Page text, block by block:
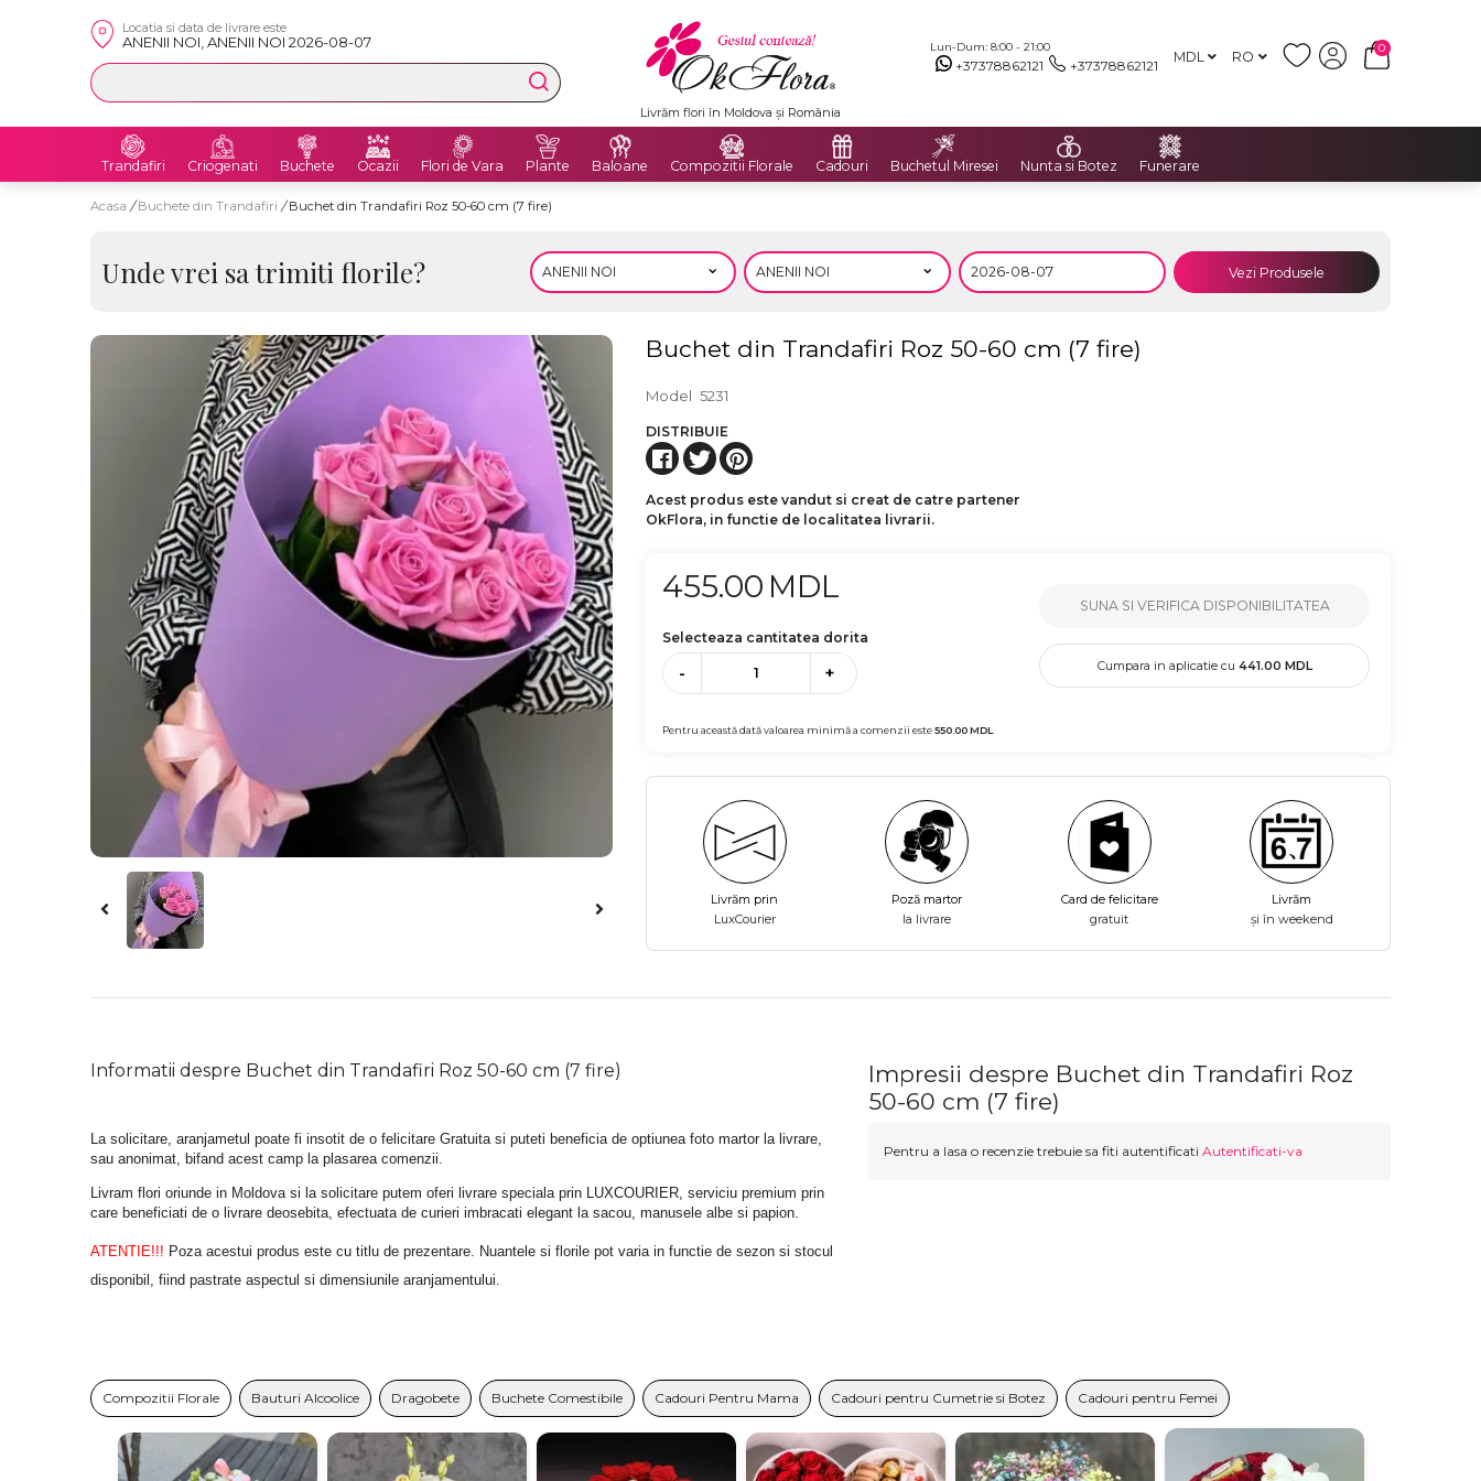
Locatia si data de livrare este
ANENII NOI, ANENII NOI 2026-08-07 Lun-Dum: 8:00 - 21:00
+37378862121 +37378862121 MDL RO
0
Livrare Gratuită în Chișinău și București
Trandafiri Criogenati Buchete Ocazii Flori de Vara Plante Baloane Compozitii Florale Cadouri Buchetul Miresei Nunta si Botez Funerare
Acasa / Buchete din Trandafiri / Buchet din Trandafiri Roz 50-60 cm (7 fire)
Unde vrei sa trimiti florile? Vezi Produsele
Buchet din Trandafiri Roz 50-60 cm (7 fire)
Model 5231
DISTRIBUIE
Acest produs este vandut si creat de catre partener
OkFlora, in functie de localitatea livrarii.
455.00 MDL
Selecteaza cantitatea dorita
- +
Pentru această dată valoarea minimă a comenzii este550.00MDL
SUNA SI VERIFICA DISPONIBILITATEA
Cumpara in aplicatie cu 441.00 MDL
Livrăm prin
LuxCourier
Poză martor
la livrare
Card de felicitare
gratuit
Livrăm
și în weekend
Informatii despre Buchet din Trandafiri Roz 50-60 cm (7 fire)
La solicitare, aranjametul poate fi insotit de o felicitare Gratuita si puteti beneficia de optiunea foto martor la livrare,
sau anonimat, bifand acest camp la plasarea comenzii.
Livram flori oriunde in Moldova si la solicitare putem oferi livrare speciala prin LUXCOURIER, serviciu premium prin
care beneficiati de o livrare deosebita, efectuata de curieri imbracati elegant la sacou, manusele albe si papion.
ATENTIE!!! Poza acestui produs este cu titlu de prezentare. Nuantele si florile pot varia in functie de sezon si stocul
disponibil, fiind pastrate aspectul si dimensiunile aranjamentului.
Impresii despre Buchet din Trandafiri Roz
50-60 cm (7 fire)
Pentru a lasa o recenzie trebuie sa fiti autentificati Autentificati-va
Compozitii Florale Bauturi Alcoolice Dragobete Buchete Comestibile Cadouri Pentru Mama Cadouri pentru Cumetrie si Botez Cadouri pentru Femei